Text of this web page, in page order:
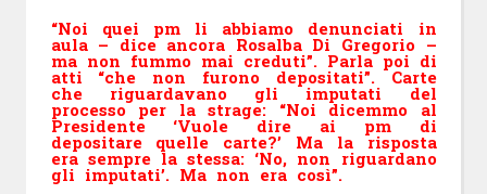
“Noi quei pm li abbiamo denunciati in
aula – dice ancora Rosalba Di Gregorio –
ma non fummo mai creduti”. Parla poi di
atti “che non furono depositati”. Carte
che riguardavano gli imputati del
processo per la strage: “Noi dicemmo al
Presidente ‘Vuole dire ai pm di
depositare quelle carte?’ Ma la risposta
era sempre la stessa: ‘No, non riguardano
gli imputati’. Ma non era così”.